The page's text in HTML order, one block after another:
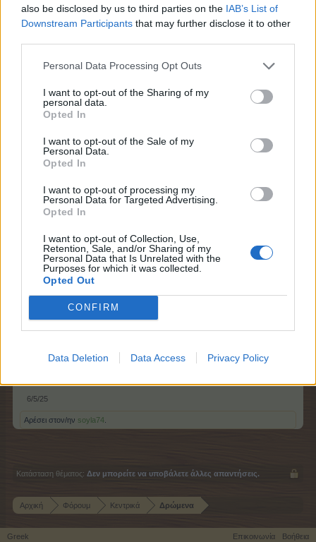
also be disclosed by us to third parties on the IAB’s List of
Downstream Participants that may further disclose it to other
Personal Data Processing Opt Outs
I want to opt-out of the Sharing of my
personal data.
Opted In
I want to opt-out of the Sale of my
Personal Data.
Opted In
I want to opt-out of processing my
Personal Data for Targeted Advertising.
Opted In
I want to opt-out of Collection, Use,
Retention, Sale, and/or Sharing of my
Personal Data that Is Unrelated with the
Purposes for which it was collected.
Opted Out
CONFIRM
Data Deletion Data Access Privacy Policy
Κατάσταση θέματος: Δεν μπορείτε να υποβάλετε άλλες απαντήσεις.
-*Hermes*-
Γεια χαραντάν αγρότες και αγρότισσες
Αγοράζοντας το πακέτο που θα βρείτε στο εμπορικό
κέντρο, θα έχετε το πλεονέκτημα να παράγετε τροφές
στην μισή ώρα. Ισχύει για 30 μέρες από την ημέρα
αγοράς και κοστίζει 75 φιορίνια με αγορά από το
κατάστημα ή 1.49 ευρώ με αγορά από την τράπεζα.
Έναρξη: 07/05/2025 11:00
6/5/25
Αρέσει στον/ην soyla74
Κατάσταση θέματος: Δεν μπορείτε να υποβάλετε άλλες απαντήσεις.
Αρχική Φόρουμ Κεντρικά Δρώμενα
Greek Επικοινωνία Βοήθεια